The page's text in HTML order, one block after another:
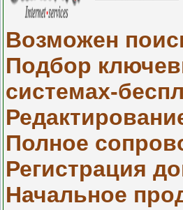
Возможен
Подбор
системах-
Полное
Регистрация
Начальное